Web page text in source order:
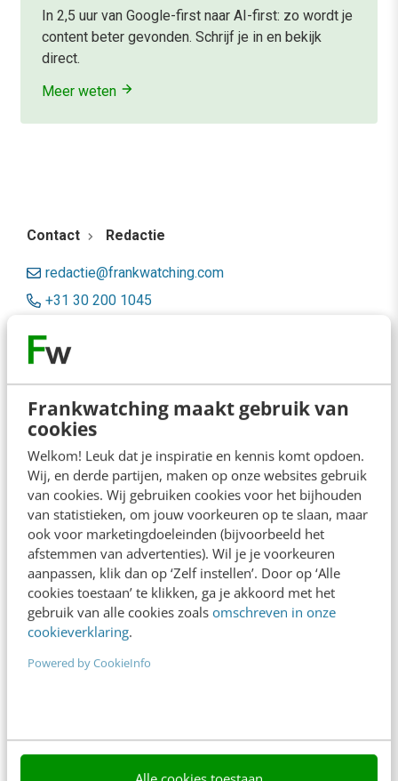
Frankwatching maakt gebruik van
cookies
Welkom! Leuk dat je inspiratie en kennis komt opdoen.
Wij, en derde partijen, maken op onze websites gebruik
van cookies. Wij gebruiken cookies voor het bijhouden
van statistieken, om jouw voorkeuren op te slaan, maar
ook voor marketingdoeleinden (bijvoorbeeld het
afstemmen van advertenties). Wil je je voorkeuren
aanpassen, klik dan op ‘Zelf instellen’. Door op ‘Alle
cookies toestaan’ te klikken, ga je akkoord met het
gebruik van alle cookies zoals omschreven in onze
cookieverklaring.
Powered by CookieInfo
In 2,5 uur van Google-first naar AI-first: zo wordt je
content beter gevonden. Schrijf je in en bekijk
direct.
Meer weten
Contact Redactie
redactie@frankwatching.com
+31 30 200 1045
Meer contactopties
Frankwatching
Adverteren
Contact
Nieuwsbrieven
Over ons
Ons team
Werken bij